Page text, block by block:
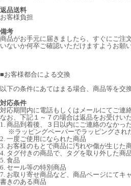
返品送料
お客様負担
備考
商品がお手元に届きましたら、すぐにご注
いないか何卒ご確認いただけますようお願
■お客様都合による交換
以下の条件にあてはまる場合、商品等を交
対応条件
対応期間内に電話もしくはメールにてご連
なお、下記１～７の場合は返品をお受けい
1. 商品到着後、３日以内にご連絡のなかっ
※ラッピングペーパーでラッピングされ
2. 一度ご使用になられた商品
3. お客様のもとで商品に汚れや傷が生じた
4. タグ付きの商品で、タグを取り外した商
5. 食品
6. セール等の特別商品
7. お取り寄せ商品など、商品ページにてキ
書きのある商品